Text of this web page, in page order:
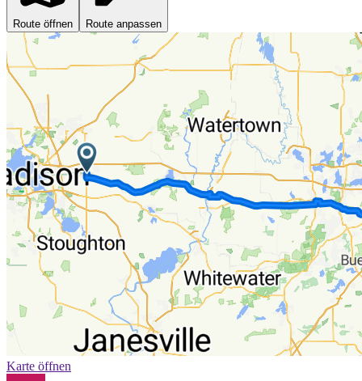
Route öffnen Route anpassen
Karte öffnen